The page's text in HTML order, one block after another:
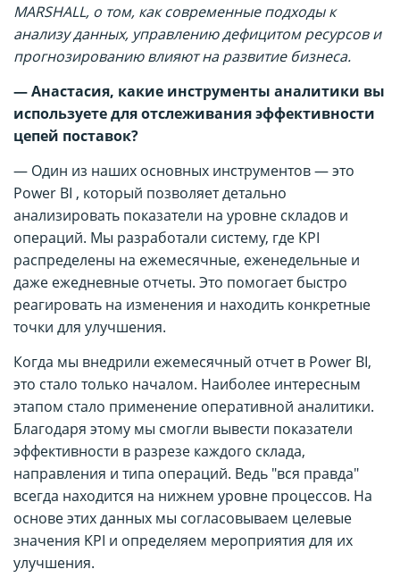
MARSHALL, о том, как современные подходы к
анализу данных, управлению дефицитом ресурсов и
прогнозированию влияют на развитие бизнеса.
— Анастасия, какие инструменты аналитики вы
используете для отслеживания эффективности
цепей поставок?
— Один из наших основных инструментов — это
Power BI , который позволяет детально
анализировать показатели на уровне складов и
операций. Мы разработали систему, где KPI
распределены на ежемесячные, еженедельные и
даже ежедневные отчеты. Это помогает быстро
реагировать на изменения и находить конкретные
точки для улучшения.
Когда мы внедрили ежемесячный отчет в Power BI,
это стало только началом. Наиболее интересным
этапом стало применение оперативной аналитики.
Благодаря этому мы смогли вывести показатели
эффективности в разрезе каждого склада,
направления и типа операций. Ведь "вся правда"
всегда находится на нижнем уровне процессов. На
основе этих данных мы согласовываем целевые
значения KPI и определяем мероприятия для их
улучшения.